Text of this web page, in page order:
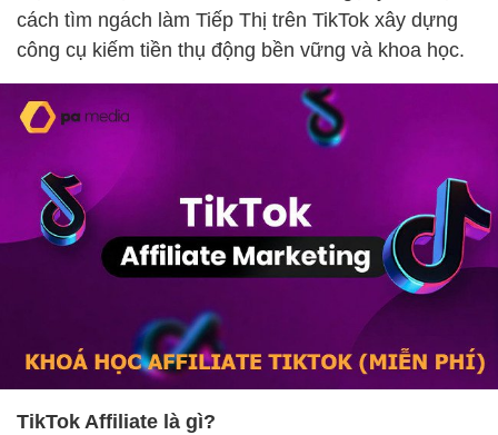
cách tìm ngách làm Tiếp Thị trên TikTok xây dựng
công cụ kiếm tiền thụ động bền vững và khoa học.
TikTok Affiliate là gì?